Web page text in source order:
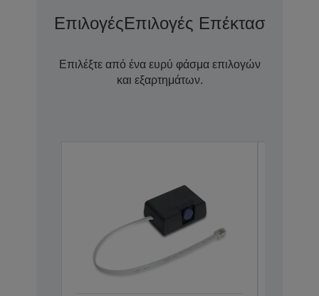
ΕπιλογέςΕπιλογές Επέκτασης
Επιλέξτε από ένα ευρύ φάσμα επιλογών
και εξαρτημάτων.